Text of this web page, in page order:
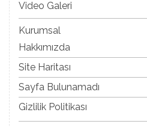
Video Galeri
Kurumsal
Hakkımızda
Site Haritası
Sayfa Bulunamadı
Gizlilik Politikası